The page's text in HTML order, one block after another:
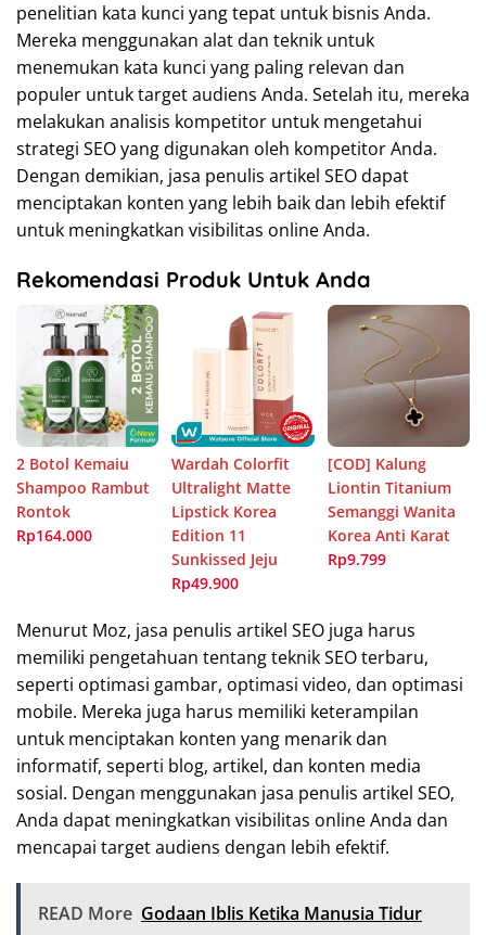
penelitian kata kunci yang tepat untuk bisnis Anda.
Mereka menggunakan alat dan teknik untuk
menemukan kata kunci yang paling relevan dan
populer untuk target audiens Anda. Setelah itu, mereka
melakukan analisis kompetitor untuk mengetahui
strategi SEO yang digunakan oleh kompetitor Anda.
Dengan demikian, jasa penulis artikel SEO dapat
menciptakan konten yang lebih baik dan lebih efektif
untuk meningkatkan visibilitas online Anda.
Rekomendasi Produk Untuk Anda
2 Botol Kemaiu
Shampoo Rambut
Rontok
Rp164.000
Wardah Colorfit
Ultralight Matte
Lipstick Korea
Edition 11
Sunkissed Jeju
Rp49.900
[COD] Kalung
Liontin Titanium
Semanggi Wanita
Korea Anti Karat
Rp9.799
Menurut Moz, jasa penulis artikel SEO juga harus
memiliki pengetahuan tentang teknik SEO terbaru,
seperti optimasi gambar, optimasi video, dan optimasi
mobile. Mereka juga harus memiliki keterampilan
untuk menciptakan konten yang menarik dan
informatif, seperti blog, artikel, dan konten media
sosial. Dengan menggunakan jasa penulis artikel SEO,
Anda dapat meningkatkan visibilitas online Anda dan
mencapai target audiens dengan lebih efektif.
READ More Godaan Iblis Ketika Manusia Tidur